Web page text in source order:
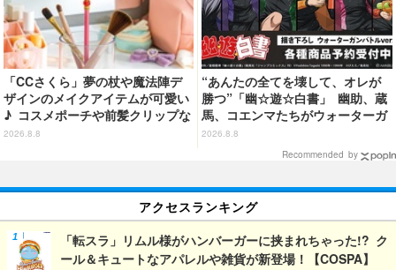
「CCさくら」夢の杖や魔法陣デ
ザインのメイクアイテムが可愛い
♪ コスメポーチや前髪クリップな
ど…毎日使いたい!!「タイトーく
2026.8.8
“あんたの全てを壊して、オレが
勝つ”「幽☆遊☆白書」 幽助、蔵
馬、コエンマたちがウォーターガ
ンバトル!? 新作グッズが登場☆
2026.8.8
Recommended by
アクセスランキング
「転スラ」リムル様がハンバーガーに挟まれちゃった!? ク
ール＆キュートなアパレルや雑貨が新登場！【COSPA】